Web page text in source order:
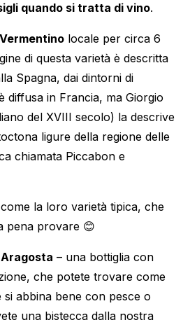
quando si tratta di vino.
Vermentino locale per circa 6
di questa varietà è descritta
Spagna, dai dintorni di
diffusa in Francia, ma Giorgio
del XVIII secolo) la descrive
ligure della regione delle
chiamata Piccabon e
la loro varietà tipica, che
pena provare 😊
Aragosta – una bottiglia con
che potete trovare come
abbina bene con pesce o
una bistecca dalla nostra